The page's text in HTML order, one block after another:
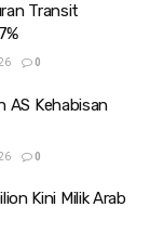
Transit
0
AS Kehabisan
0
Kini Milik Arab